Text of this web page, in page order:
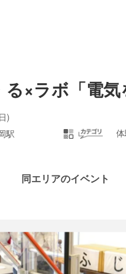
る×ラボ「電
)
駅
同エリアのイベント